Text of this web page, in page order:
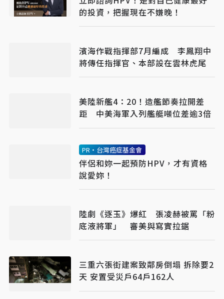
的投資，把握現在不嫌晚！
濱海作戰指揮部7月編成 李鳳翔中
將傳任指揮官、本部設在雲林虎尾
美陸新艦4：20！造艦節奏拉開差
距 中美海軍入列艦艇噸位差逾3倍
PR・台灣癌症基金會
伴侶和妳一起預防HPV，才有資格
說愛妳！
陸劇《逐玉》爆紅 張凌赫被罵「粉
底液將軍」 審美與寫實拉鋸
三重六張街建案致鄰房倒塌 拆除要2
天 安置受災戶64戶162人